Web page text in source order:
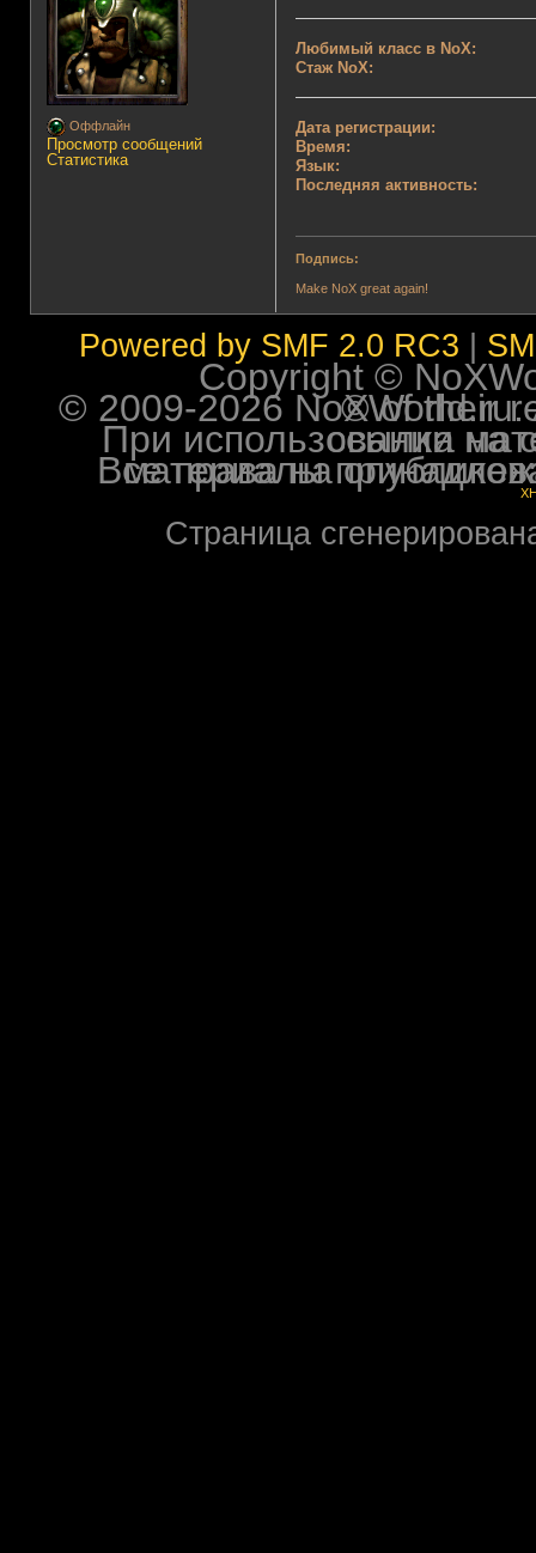
Оффлайн
Просмотр сообщений
Статистика
Любимый класс в NoX:
Стаж NoX:
Дата регистрации:
Время:
Язык:
Последняя активность:
Подпись:
Make NoX great again!
Powered by SMF 2.0 RC3
Copyright ©
© 2009-2026 NoXWorld.ru. All
При использовании
Все права на опубликованные на форуме
Страница